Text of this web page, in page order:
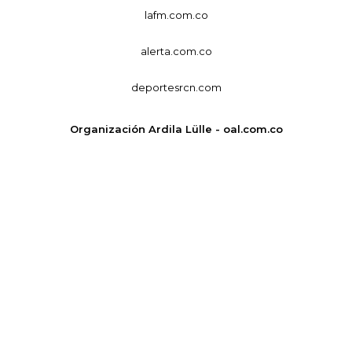
lafm.com.co
alerta.com.co
deportesrcn.com
Organización Ardila Lülle - oal.com.co